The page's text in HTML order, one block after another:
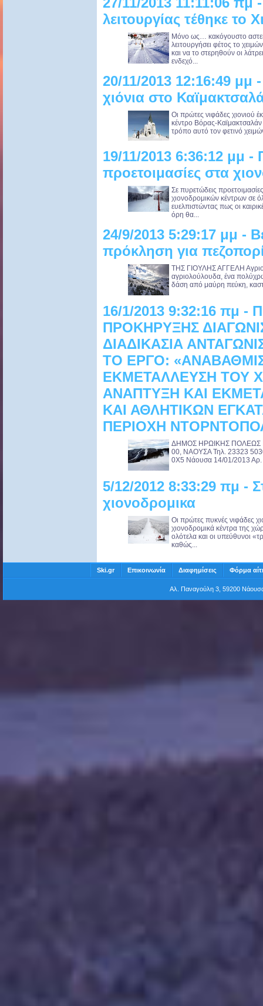
λειτουργίας τέθηκε το
Μόνο ως… κακόγουστο
λειτουργήσει φέτος το
και να το στερηθούν οι
ενδεχό...
20/11/2013 12:16:49
χιόνια στο
Οι πρώτες νιφάδες χιονιού
κέντρο Βόρας-
τρόπο αυτό τον φετινό
19/11/2013 6:36:12 μμ -
προετοιμασίες στα
Σε πυρετώδεις
χιονοδρομικών κέντρων σε
ευελπιστώντας πως οι
όρη θα...
24/9/2013 5:29:17 μμ -
πρόκληση για
ΤΗΣ ΓΙΟΥΛΗΣ ΑΓΓΕΛΗ
αγριολούλουδα, ένα
δάση από μαύρη πεύκη,
16/1/2013 9:32:16 πμ -
ΠΡΟΚΗΡΥΞΗΣ
ΔΙΑΔΙΚΑΣΙΑ
ΤΟ ΕΡΓΟ:
ΕΚΜΕΤΑΛΛΕΥΣΗ ΤΟΥ
ΑΝΑΠΤΥΞΗ ΚΑΙ
ΚΑΙ ΑΘΛΗΤΙΚΩΝ
ΠΕΡΙΟΧΗ
ΔΗΜΟΣ ΗΡΩΙΚΗΣ ΠΟΛΕΩΣ
00, ΝΑΟΥΣΑ Τηλ. 23323
0Χ5 Νάουσα 14/01/2013
5/12/2012 8:33:29 πμ -
χιονοδρομικα
Οι πρώτες πυκνές νιφάδες
χιονοδρομικά κέντρα της
ολότελα και οι υπεύθυνοι
καθώς...
Ski.gr Επικοινωνία Διαφημίσεις Φόρμα
Αλ. Παναγούλη 3, 59200